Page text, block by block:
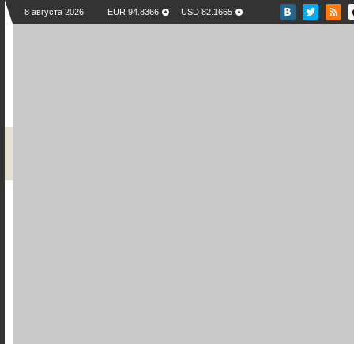
8 августа 2026 EUR 94.8366 USD 82.1665